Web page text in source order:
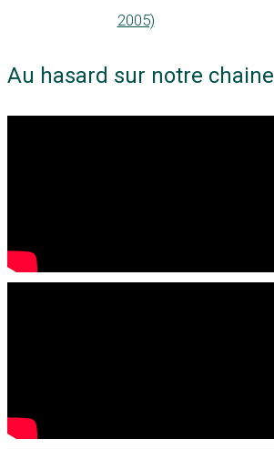
2005)
Au hasard sur notre chaine